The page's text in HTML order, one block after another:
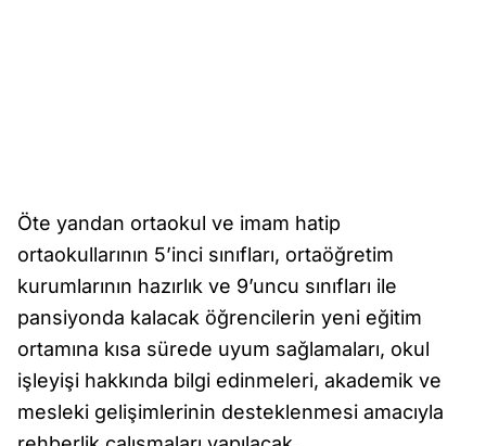
Öte yandan ortaokul ve imam hatip
ortaokullarının 5’inci sınıfları, ortaöğretim
kurumlarının hazırlık ve 9’uncu sınıfları ile
pansiyonda kalacak öğrencilerin yeni eğitim
ortamına kısa sürede uyum sağlamaları, okul
işleyişi hakkında bilgi edinmeleri, akademik ve
mesleki gelişimlerinin desteklenmesi amacıyla